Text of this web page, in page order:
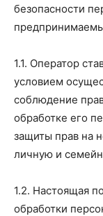
безопасности
1.1. Оператор
условием
соблюдение
обработке его
защиты прав на
личную и
1.2. Настоящая
обработки